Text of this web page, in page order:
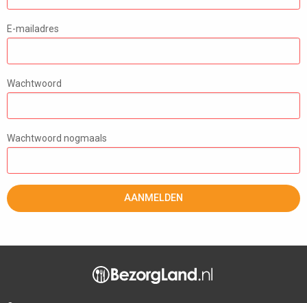
E-mailadres
Wachtwoord
Wachtwoord nogmaals
AANMELDEN